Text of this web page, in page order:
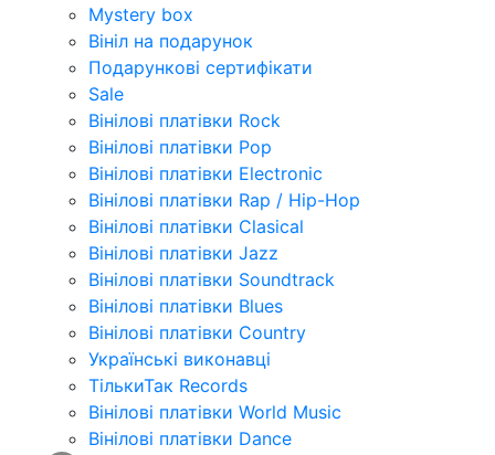
Mystery box
Вініл на подарунок
Подарункові сертифікати
Sale
Вінілові платівки Rock
Вінілові платівки Pop
Вінілові платівки Electronic
Вінілові платівки Rap / Hip-Hop
Вінілові платівки Clasical
Вінілові платівки Jazz
Вінілові платівки Soundtrack
Вінілові платівки Blues
Вінілові платівки Country
Українські виконавці
ТількиТак Records
Вінілові платівки World Music
Вінілові платівки Dance